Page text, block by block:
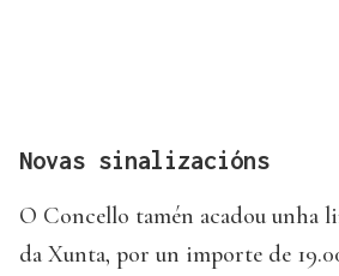
Novas sinalizacións
O Concello tamén acadou unha
da Xunta, por un importe de